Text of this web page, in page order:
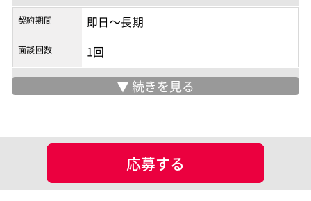
契約期間 即日～長期
面談回数 1回
マッチング設定
インフラ設計 インフラ構築
サーバーエンジニア
応募する